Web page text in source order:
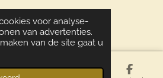
voor analyse-
van advertenties.
van de site gaat u
aalsmeer.nl